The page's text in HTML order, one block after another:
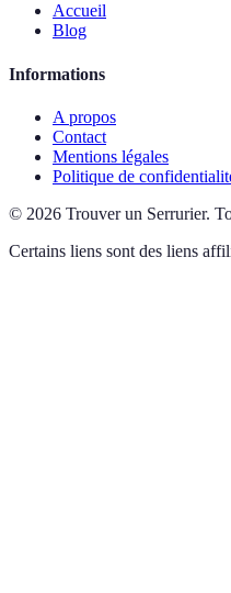
Accueil
Blog
Informations
A propos
Contact
Mentions légales
Politique de
© 2026 Trouver un Serrurier.
Certains liens sont des liens